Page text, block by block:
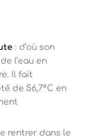
: d’où son
l’eau en
Il fait
de 56,7°C en
rentrer dans le